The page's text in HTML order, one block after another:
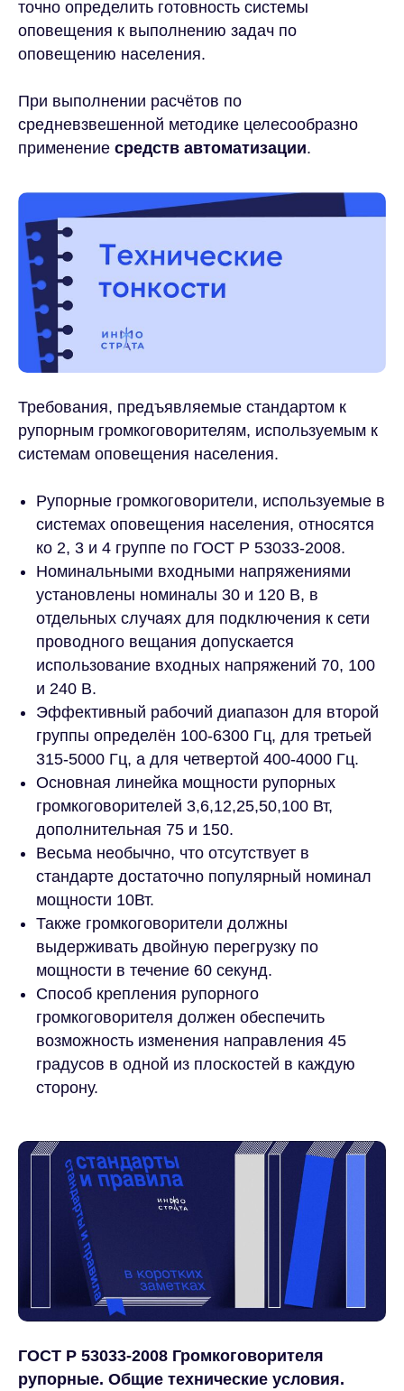
точно определить готовность системы
оповещения к выполнению задач по
оповещению населения.
При выполнении расчётов по
средневзвешенной методике целесообразно
применение средств автоматизации.
Требования, предъявляемые стандартом к
рупорным громкоговорителям, используемым к
системам оповещения населения.
Рупорные громкоговорители, используемые в
системах оповещения населения, относятся
ко 2, 3 и 4 группе по ГОСТ Р 53033-2008.
Номинальными входными напряжениями
установлены номиналы 30 и 120 В, в
отдельных случаях для подключения к сети
проводного вещания допускается
использование входных напряжений 70, 100
и 240 В.
Эффективный рабочий диапазон для второй
группы определён 100-6300 Гц, для третьей
315-5000 Гц, а для четвертой 400-4000 Гц.
Основная линейка мощности рупорных
громкоговорителей 3,6,12,25,50,100 Вт,
дополнительная 75 и 150.
Весьма необычно, что отсутствует в
стандарте достаточно популярный номинал
мощности 10Вт.
Также громкоговорители должны
выдерживать двойную перегрузку по
мощности в течение 60 секунд.
Способ крепления рупорного
громкоговорителя должен обеспечить
возможность изменения направления 45
градусов в одной из плоскостей в каждую
сторону.
ГОСТ Р 53033-2008 Громкоговорителя
рупорные. Общие технические условия.